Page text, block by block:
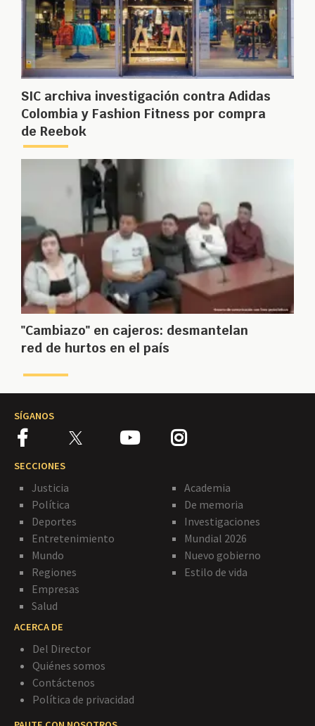
SIC archiva investigación contra Adidas
Colombia y Fashion Fitness por compra
de Reebok
"Cambiazo" en cajeros: desmantelan
red de hurtos en el país
SÍGANOS
SECCIONES
Justicia
Política
Deportes
Entretenimiento
Mundo
Regiones
Empresas
Salud
Academia
De memoria
Investigaciones
Mundial 2026
Nuevo gobierno
Estilo de vida
ACERCA DE
Del Director
Quiénes somos
Contáctenos
Política de privacidad